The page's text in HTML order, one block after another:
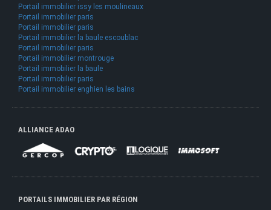
Portail immobilier issy les moulineaux
Portail immobilier paris
Portail immobilier paris
Portail immobilier la baule escoublac
Portail immobilier paris
Portail immobilier montrouge
Portail immobilier la baule
Portail immobilier paris
Portail immobilier enghien les bains
ALLIANCE ADAO
PORTAILS IMMOBILIER PAR RÉGION